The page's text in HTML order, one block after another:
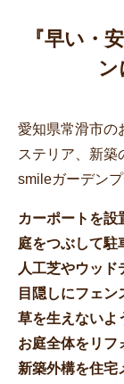
『早い・
ン
愛知県常滑市の
ステリア、新築
smileガーデン
カーポートを設
庭をつぶして駐
人工芝やウッド
目隠しにフェン
草を生えないよ
お庭全体をリフ
新築外構を住宅